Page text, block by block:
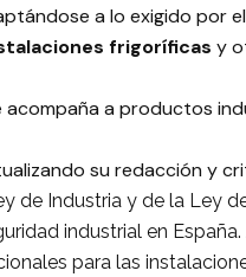
a lo exigido por
frigoríficas y
acompaña a productos
su redacción y
de Industria y de la Ley
industrial en
para las